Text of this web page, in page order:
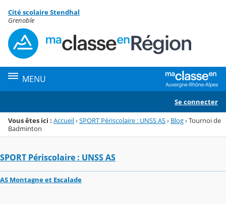
Menu de la rubrique
Contenu
Cité scolaire Stendhal
Grenoble
MENU
Se connecter
Vous êtes ici : Accueil›SPORT Périscolaire : UNSS AS› Blog›Tournoi de
Badminton
SPORT Périscolaire : UNSS AS
AS Montagne et Escalade